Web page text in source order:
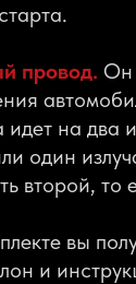
провод. Он
идет на два
один
второй, то
вы
и